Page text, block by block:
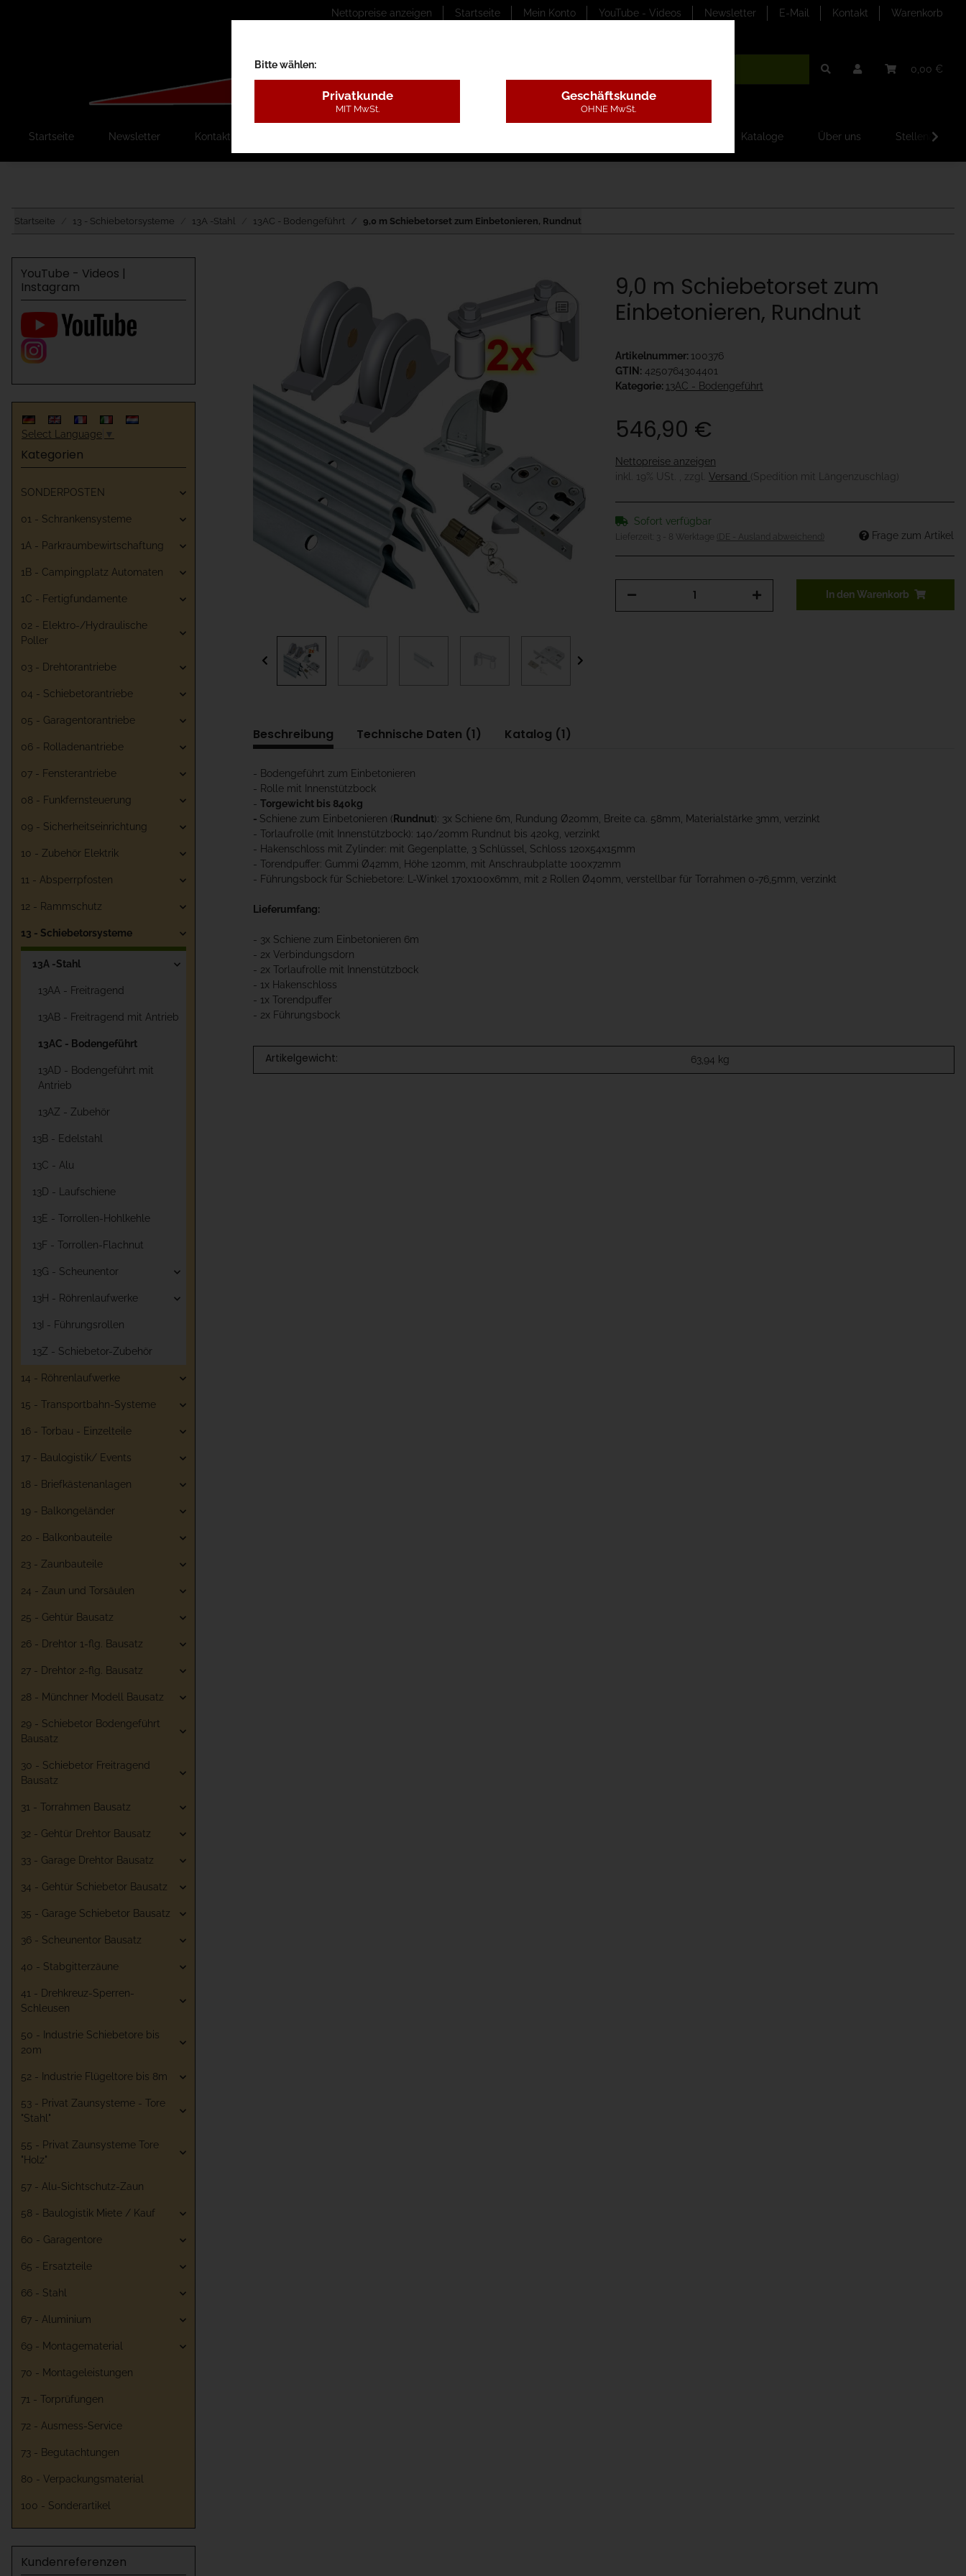
Nettopreise anzeigen Startseite Mein Konto YouTube - Videos Newsletter E-Mail Kontakt Warenkorb
0,00 €
Startseite Newsletter Kontakt Kataloge Über uns
Startseite 13 - Schiebetorsysteme 13A -Stahl 13AC - Bodengeführt 9,0 m Schiebetorset zum Einbetonieren, Rundnut
9,0 m Schiebetorset zum
Einbetonieren, Rundnut
Artikelnummer: 100376
GTIN: 4250764304401
Kategorie: 13AC - Bodengeführt
546,90 €
Nettopreise anzeigen
inkl. 19% USt. , zzgl. Versand (Spedition mit Längenzuschlag)
Sofort verfügbar
Lieferzeit: 3 - 8 Werktage (DE - Ausland abweichend) Frage zum Artikel
In den Warenkorb
Beschreibung Technische Daten (1) Katalog (1)
- Bodengeführt zum Einbetonieren
- Rolle mit Innenstützbock
- Torgewicht bis 840kg
- Schiene zum Einbetonieren (Rundnut): 3x Schiene 6m, Rundung Ø20mm, Breite ca. 58mm, Materialstärke 3mm, verzinkt
- Torlaufrolle (mit Innenstützbock): 140/20mm Rundnut bis 420kg, verzinkt
- Hakenschloss mit Zylinder: mit Gegenplatte, 3 Schlüssel, Schloss 120x54x15mm
- Torendpuffer: Gummi Ø42mm, Höhe 120mm, mit Anschraubplatte 100x72mm
- Führungsbock für Schiebetore: L-Winkel 170x100x6mm, mit 2 Rollen Ø40mm, verstellbar für Torrahmen 0-76,5mm, verzinkt
Lieferumfang:
- 3x Schiene zum Einbetonieren 6m
- 2x Verbindungsdorn
- 2x Torlaufrolle mit Innenstützbock
- 1x Hakenschloss
- 1x Torendpuffer
- 2x Führungsbock
Artikelgewicht: 63,94 kg
YouTube - Videos |
Instagram
Select Language ▼
Kategorien
SONDERPOSTEN
01 - Schrankensysteme
1A - Parkraumbewirtschaftung
1B - Campingplatz Automaten
1C - Fertigfundamente
02 - Elektro-/Hydraulische
Poller
03 - Drehtorantriebe
04 - Schiebetorantriebe
05 - Garagentorantriebe
06 - Rolladenantriebe
07 - Fensterantriebe
08 - Funkfernsteuerung
09 - Sicherheitseinrichtung
10 - Zubehör Elektrik
11 - Absperrpfosten
12 - Rammschutz
13 - Schiebetorsysteme
13A -Stahl
13AA - Freitragend
13AB - Freitragend mit Antrieb
13AC - Bodengeführt
13AD - Bodengeführt mit
Antrieb
13AZ - Zubehör
13B - Edelstahl
13C - Alu
13D - Laufschiene
13E - Torrollen-Hohlkehle
13F - Torrollen-Flachnut
13G - Scheunentor
13H - Röhrenlaufwerke
13I - Führungsrollen
13Z - Schiebetor-Zubehör
14 - Röhrenlaufwerke
15 - Transportbahn-Systeme
16 - Torbau - Einzelteile
17 - Baulogistik/ Events
18 - Briefkästenanlagen
19 - Balkongeländer
20 - Balkonbauteile
23 - Zaunbauteile
24 - Zaun und Torsäulen
25 - Gehtür Bausatz
26 - Drehtor 1-flg. Bausatz
27 - Drehtor 2-flg. Bausatz
28 - Münchner Modell Bausatz
29 - Schiebetor Bodengeführt
Bausatz
30 - Schiebetor Freitragend
Bausatz
31 - Torrahmen Bausatz
32 - Gehtür Drehtor Bausatz
33 - Garage Drehtor Bausatz
34 - Gehtür Schiebetor Bausatz
35 - Garage Schiebetor Bausatz
36 - Scheunentor Bausatz
40 - Stabgitterzäune
41 - Drehkreuz-Sperren-
Schleusen
50 - Industrie Schiebetore bis
20m
52 - Industrie Flügeltore bis 8m
53 - Privat Zaunsysteme - Tore
"Stahl"
55 - Privat Zaunsysteme Tore
"Holz"
57 - Alu-Sichtschutz-Zaun
58 - Baulogistik Miete / Kauf
60 - Garagentore
65 - Ersatzteile
66 - Stahl
67 - Aluminium
69 - Montagematerial
70 - Montageleistungen
71 - Torprüfungen
72 - Ausmess-Service
73 - Begutachtungen
80 - Verpackungsmaterial
100 - Sonderartikel
Kundenreferenzen
Bitte wählen:
Privatkunde
MIT MwSt.
Geschäftskunde
OHNE MwSt.